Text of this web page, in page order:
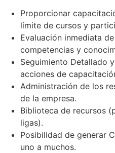
Proporcionar
límite de cursos y
Evaluación inmediata
competencias y
Seguimiento Detallado
acciones de
Administración de los
de la empresa.
Biblioteca de recursos
ligas).
Posibilidad de generar
uno a muchos.